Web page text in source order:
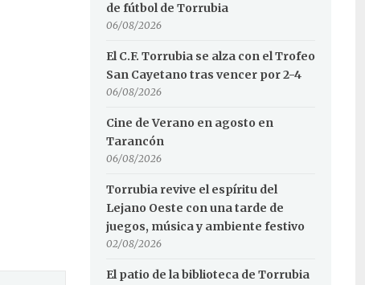
de fútbol de Torrubia
06/08/2026
El C.F. Torrubia se alza con el Trofeo
San Cayetano tras vencer por 2-4
06/08/2026
Cine de Verano en agosto en
Tarancón
06/08/2026
Torrubia revive el espíritu del
Lejano Oeste con una tarde de
juegos, música y ambiente festivo
02/08/2026
El patio de la biblioteca de Torrubia